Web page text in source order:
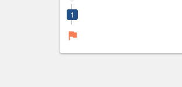
1
flag